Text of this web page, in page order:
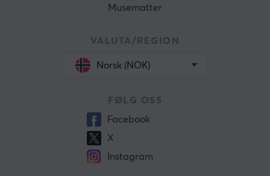
Musematter
VALUTA/REGION
Norsk (NOK)
FØLG OSS
Facebook
X
Instagram